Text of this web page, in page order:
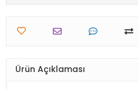
Ürün Açıklaması